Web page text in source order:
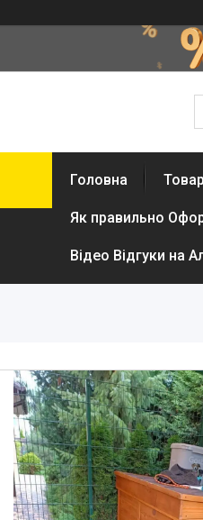
Головна
Як правильно
Відео Відгуки на